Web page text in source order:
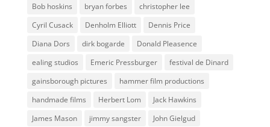
Bob hoskins
bryan forbes
christopher lee
Cyril Cusack
Denholm Elliott
Dennis Price
Diana Dors
dirk bogarde
Donald Pleasence
ealing studios
Emeric Pressburger
festival de Dinard
gainsborough pictures
hammer film productions
handmade films
Herbert Lom
Jack Hawkins
James Mason
jimmy sangster
John Gielgud